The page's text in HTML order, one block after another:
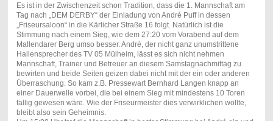
Es ist in der Zwischenzeit schon Tradition, dass die 1. Mannschaft am
Tag nach „DEM DERBY“ der Einladung von André Puff in dessen
„Friseursaloon“ in die Kärlicher Straße 16 folgt. Natürlich ist die
Stimmung nach einem Sieg, wie dem 27:20 vom Vorabend auf dem
Mallendarer Berg umso besser. André, der nicht ganz unumstrittene
Hallensprecher des TV 05 Mülheim, lässt es sich nicht nehmen
Mannschaft, Trainer und Betreuer an diesem Samstagnachmittag zu
bewirten und beide Seiten geizen dabei nicht mit der ein oder anderen
Überraschung. So kam z.B. Pressewart Bernhard Langen knapp an
einer Dauerwelle vorbei, die bei einem Sieg mit mindestens 10 Toren
fällig gewesen wäre. Wie der Friseurmeister dies verwirklichen wollte,
bleibt also sein Geheimnis.